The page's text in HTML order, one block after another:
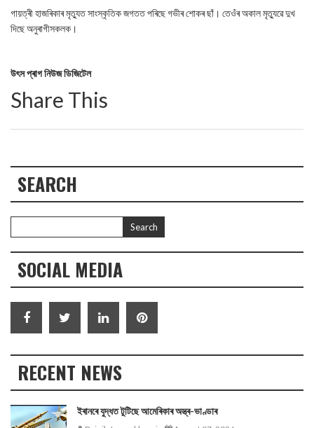
গায়ত্ৰী হাজৰিকাৰ মৃত্যুত সাংস্কৃতিক জগতত পৰিছে গভীৰ শোকৰ ছাঁ। তেওঁৰ অকাল মৃত্যুৱে দুখ
দিছে অনুৰাগীসকলক।
উৎস প্ৰাগ নিউজ ডিজিটেল
Share This
SEARCH
SOCIAL MEDIA
RECENT NEWS
ইৰানৰে যুদ্ধত টুটিছে আমেৰিকাৰ অস্ত্ৰ-ভাণ্ডাৰ